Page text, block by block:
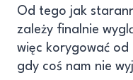
Od tego jak
zależy finalnie
więc korygować od
gdy coś nam nie